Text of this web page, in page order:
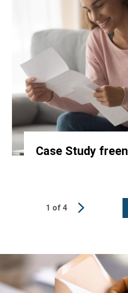
Case Study
1 of 4
Image